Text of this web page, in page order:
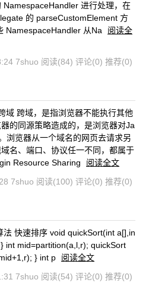
NamespaceHandler 进行处理，在
的 parseCustomElement 方
NamespaceHandler 从Na
阅读全
7shuo 阅读(84) 评论(0) 推荐(0)
域 跨域，是指浏览器不能执行其他
的同源策略造成的，是浏览器对Ja
浏览器从一个域名的网页去请求另
名、端口、协议任一不同，都属于
Resource Sharing
阅读全文
7shuo 阅读(100) 评论(0) 推荐(0)
法 快速排序 void quickSort(int a[],in
int mid=partition(a,l,r); quickSort
} int p
阅读全文
7shuo 阅读(54) 评论(0) 推荐(0)